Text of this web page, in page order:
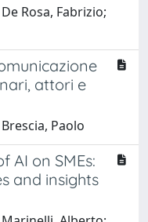
Rosa, Fabrizio;
attori e
Paolo
AI on SMEs:
and insights